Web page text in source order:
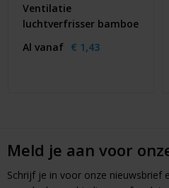
Ventilatie
luchtverfrisser bamboe
Al vanaf € 1,43
Meld je aan voor
Schrijf je in voor onze nieuwsbrief